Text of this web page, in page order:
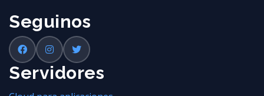
Seguinos
Servidores